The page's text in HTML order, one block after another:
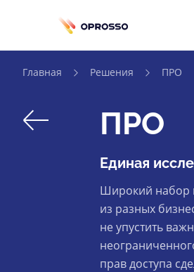
Главная Решения ПРО
back
ПРО
Единая
Широкий набор
из разных
не упустить
прав доступа